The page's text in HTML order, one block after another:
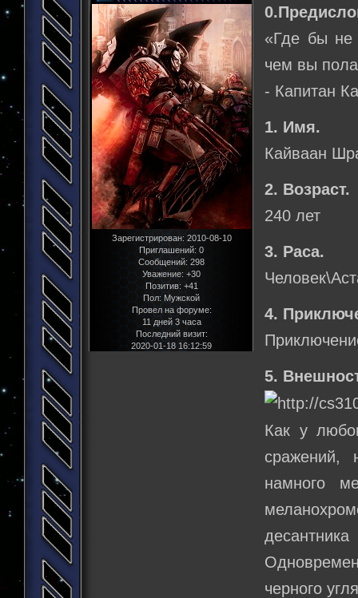
Зарегистрирован: 2010-08-10
Приглашений: 0
Сообщений: 298
Уважение: +30
Позитив: +41
Пол: Мужской
Провел на форуме:
11 дней 3 часа
Последний визит:
2020-01-18 16:12:59
«Где бы не
чем вы
- Капитан
1. Имя.
Кайваан
2. Возраст.
240 лет
3. Раса.
4.
5.
Как у
сражений,
намного
черного